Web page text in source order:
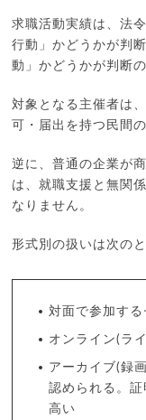
求職活動実績は、法
行動」かどうかが判
動」かどうかが判断
対象となる主催者は
可・届出を持つ民間
逆に、普通の企業が
は、就職支援と無関
なりません。
形式別の扱いは次のと
対面で参加す
オンライン(ラ
アーカイブ(録
認められる。
高い